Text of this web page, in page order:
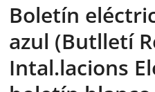
Boletín
azul (Butlletí
Intal.lacions